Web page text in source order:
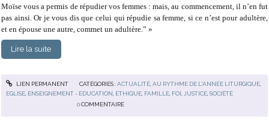
Moïse vous a permis de répudier vos femmes : mais, au commencement, il n’en fut
pas ainsi. Or je vous dis que celui qui répudie sa femme, si ce n’est pour adultère,
et en épouse une autre, commet un adultère.” »
Lire la suite
LIEN PERMANENT CATÉGORIES :ACTUALITÉ, AU RYTHME DE L'ANNÉE LITURGIQUE,
EGLISE ENSEIGNEMENT - EDUCATION ETHIQUE FAMILLE FOI JUSTICE ,SOCIÉTÉ
0 COMMENTAIRE